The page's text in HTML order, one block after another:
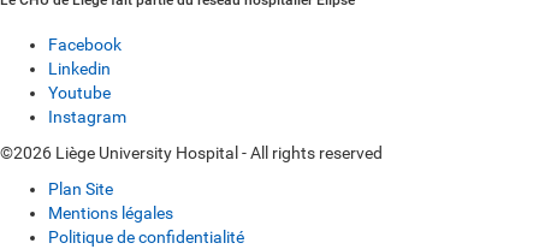
Facebook
Linkedin
Youtube
Instagram
©2026 Liège University Hospital - All rights reserved
Plan Site
Mentions légales
Politique de confidentialité